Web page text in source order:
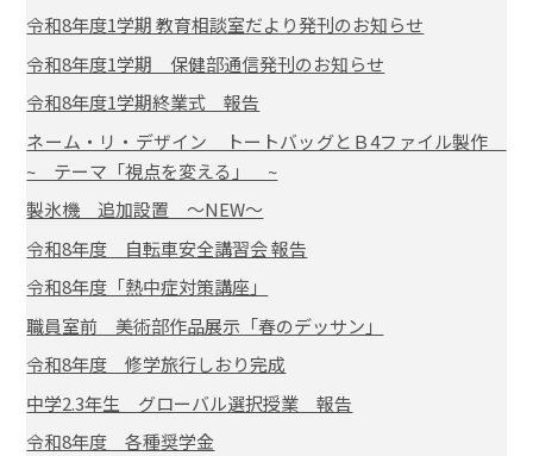
令和8年度1学期 教育相談室だより発刊のお知らせ
令和8年度1学期 保健部通信発刊のお知らせ
令和8年度1学期終業式 報告
ネーム・リ・デザイン トートバッグとＢ4ファイル製作
~ テーマ「視点を変える」 ~
製氷機 追加設置 ～NEW～
令和8年度 自転車安全講習会 報告
令和8年度「熱中症対策講座」
職員室前 美術部作品展示「春のデッサン」
令和8年度 修学旅行しおり完成
中学2.3年生 グローバル選択授業 報告
令和8年度 各種奨学金